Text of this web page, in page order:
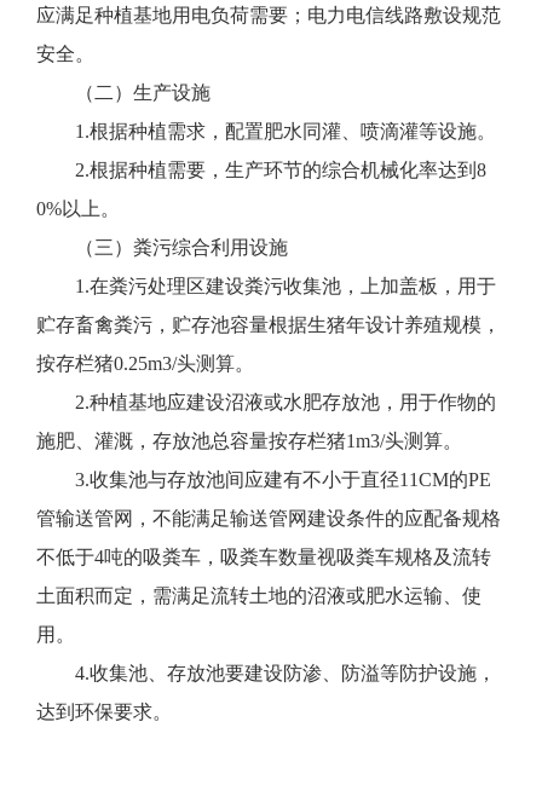
应满足种植基地用电负荷需要；电力电信线路敷设规范
安全。
（二）生产设施
1.根据种植需求，配置肥水同灌、喷滴灌等设施。
2.根据种植需要，生产环节的综合机械化率达到8
0%以上。
（三）粪污综合利用设施
1.在粪污处理区建设粪污收集池，上加盖板，用于
贮存畜禽粪污，贮存池容量根据生猪年设计养殖规模，
按存栏猪0.25m3/头测算。
2.种植基地应建设沼液或水肥存放池，用于作物的
施肥、灌溉，存放池总容量按存栏猪1m3/头测算。
3.收集池与存放池间应建有不小于直径11CM的PE
管输送管网，不能满足输送管网建设条件的应配备规格
不低于4吨的吸粪车，吸粪车数量视吸粪车规格及流转
土面积而定，需满足流转土地的沼液或肥水运输、使
用。
4.收集池、存放池要建设防渗、防溢等防护设施，
达到环保要求。